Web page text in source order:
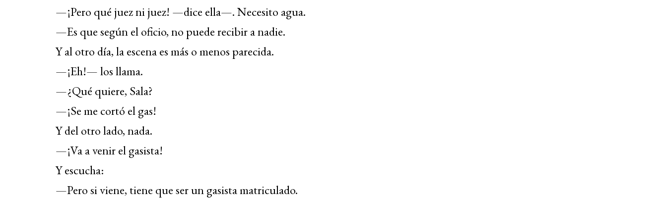
—¡Pero qué juez ni juez! —dice ella—. Necesito agua.
—Es que según el oficio, no puede recibir a nadie.
Y al otro día, la escena es más o menos parecida.
—¡Eh!— los llama.
—¿Qué quiere, Sala?
—¡Se me cortó el gas!
Y del otro lado, nada.
—¡Va a venir el gasista!
Y escucha:
—Pero si viene, tiene que ser un gasista matriculado.